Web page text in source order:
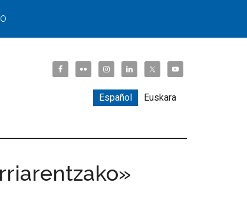
Español Euskara